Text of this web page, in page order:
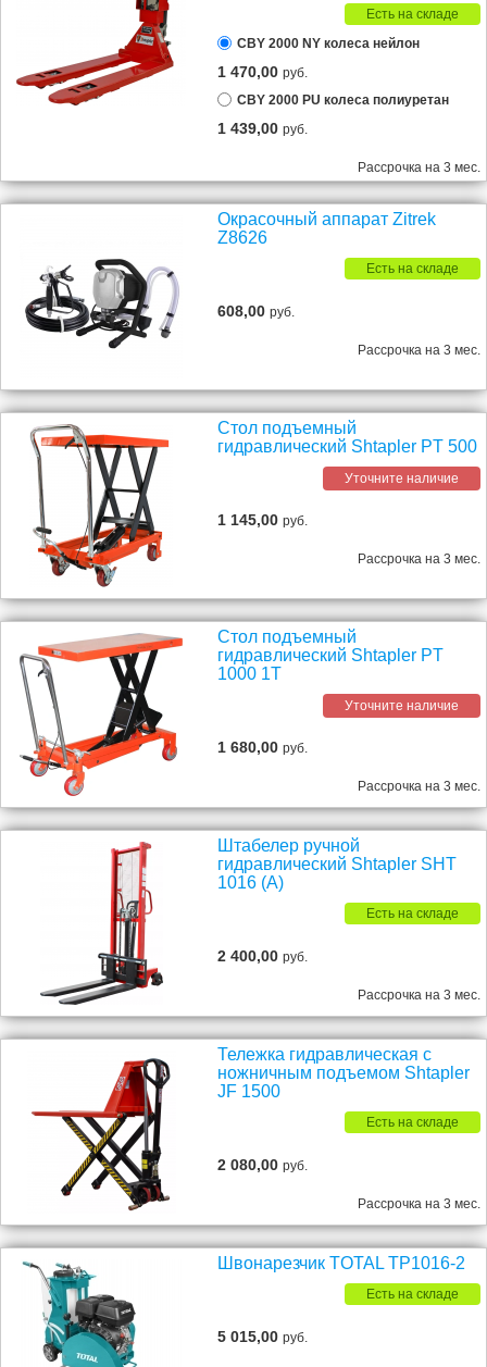
Есть на складе
CBY 2000 NY колеса нейлон
1 470,00руб.
CBY 2000 PU колеса полиуретан
1 439,00руб.
Рассрочка на 3 мес.
Окрасочный аппарат Zitrek
Z8626
Есть на складе
608,00руб.
Рассрочка на 3 мес.
Стол подъемный
гидравлический Shtapler PT 500
Уточните наличие
1 145,00руб.
Рассрочка на 3 мес.
Стол подъемный
гидравлический Shtapler PT
1000 1Т
Уточните наличие
1 680,00руб.
Рассрочка на 3 мес.
Штабелер ручной
гидравлический Shtapler SHT
1016 (A)
Есть на складе
2 400,00руб.
Рассрочка на 3 мес.
Тележка гидравлическая с
ножничным подъемом Shtapler
JF 1500
Есть на складе
2 080,00руб.
Рассрочка на 3 мес.
Швонарезчик TOTAL TP1016-2
Есть на складе
5 015,00руб.